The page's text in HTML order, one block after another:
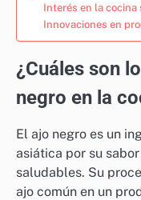
Interés en la cocina
Innovaciones en
¿Cuáles son
negro en la
El ajo negro es un
asiática por su
saludables. Su
ajo común en un